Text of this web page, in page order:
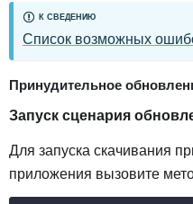
К СВЕДЕНИЮ
Список возможных
Принудительное
Запуск сценария
Для запуска скачивания
приложения вызовите